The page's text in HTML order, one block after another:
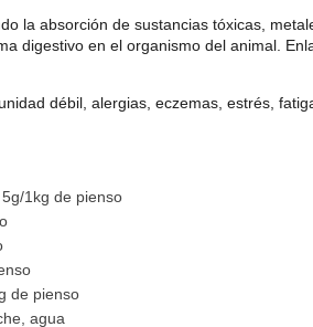
la absorción de sustancias tóxicas,
digestivo en el organismo del animal.
débil, alergias, eczemas, estrés,
1kg de pienso
de pienso
agua